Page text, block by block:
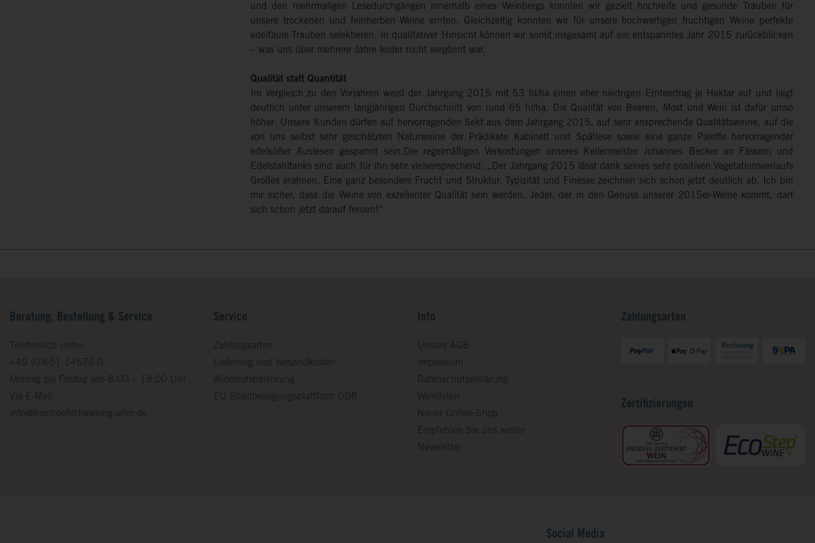
und den mehrmaligen Lesedurchgängen innerhalb eines Weinbergs konnten wir gezielt hochreife und gesunde Trauben für
unsere trockenen und feinherben Weine ernten. Gleichzeitig konnten wir für unsere hochwertigen fruchtigen Weine perfekte
edelfaule Trauben selektieren. In qualitativer Hinsicht können wir somit insgesamt auf ein entspanntes Jahr 2015 zurückblicken
– was uns über mehrere Jahre leider nicht vergönnt war.
Qualität statt Quantität
Im Vergleich zu den Vorjahren weist der Jahrgang 2015 mit 53 hl/ha einen eher niedrigen Ernteertrag je Hektar auf und liegt
deutlich unter unserem langjährigen Durchschnitt von rund 65 hl/ha. Die Qualität von Beeren, Most und Wein ist dafür umso
höher: Unsere Kunden dürfen auf hervorragenden Sekt aus dem Jahrgang 2015, auf sehr ansprechende Qualitätsweine, auf die
von uns selbst sehr geschätzten Naturweine der Prädikate Kabinett und Spätlese sowie eine ganze Palette hervorragender
edelsüßer Auslesen gespannt sein.Die regelmäßigen Verkostungen unseres Kellermeister Johannes Becker an Fässern und
Edelstahltanks sind auch für ihn sehr vielversprechend: „Der Jahrgang 2015 lässt dank seines sehr positiven Vegetationsverlaufs
Großes erahnen. Eine ganz besondere Frucht und Struktur, Typizität und Finesse zeichnen sich schon jetzt deutlich ab. Ich bin
mir sicher, dass die Weine von exzellenter Qualität sein werden. Jeder, der in den Genuss unserer 2015er-Weine kommt, darf
sich schon jetzt darauf freuen!“
Beratung, Bestellung & Service
Telefonisch unter:
+49 (0)651 14576-0
Montag bis Freitag von 8:00 – 18:00 Uhr
Via E-Mail:
info@bischoeflicheweingueter.de
Service
Zahlungsarten
Lieferung und Versandkosten
Widerrufsbelehrung
EU Streitbeilegungsplattform ODR
Info
Unsere AGB
Impressum
Datenschutzerklärung
Weinlisten
Neuer Online-Shop
Empfehlen Sie uns weiter
Newsletter
Zahlungsarten
Zertifizierungen
Social Media